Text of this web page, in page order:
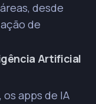
otimizando
gera
acelerando
automática e
desde
de
Artificial
apps de IA